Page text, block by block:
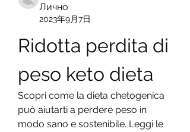
Лично
2023年9月7日
Ridotta perdita di
peso keto dieta
Scopri come la dieta chetogenica
può aiutarti a perdere peso in
modo sano e sostenibile. Leggi le